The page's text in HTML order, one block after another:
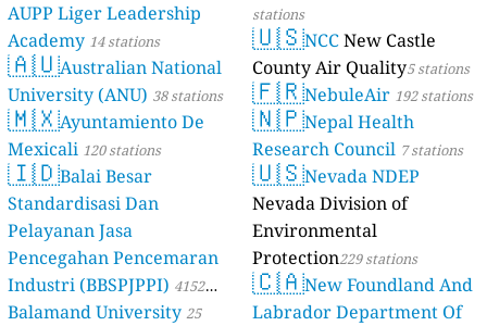
AUPP Liger Leadership
Academy 14 stations
🇦🇺Australian National
University (ANU) 38 stations
🇲🇽Ayuntamiento De
Mexicali 120 stations
🇮🇩Balai Besar
Standardisasi Dan
Pelayanan Jasa
Pencegahan Pencemaran
Industri (BBSPJPPI) 4152
stations
Balamand University25
stations
🇺🇸NCCNew Castle
County Air Quality5 stations
🇫🇷NebuleAir 192 stations
🇳🇵Nepal Health
Research Council 7 stations
🇺🇸Nevada NDEP
Nevada Division of
Environmental
Protection229 stations
🇨🇦New Foundland And
Labrador Department Of